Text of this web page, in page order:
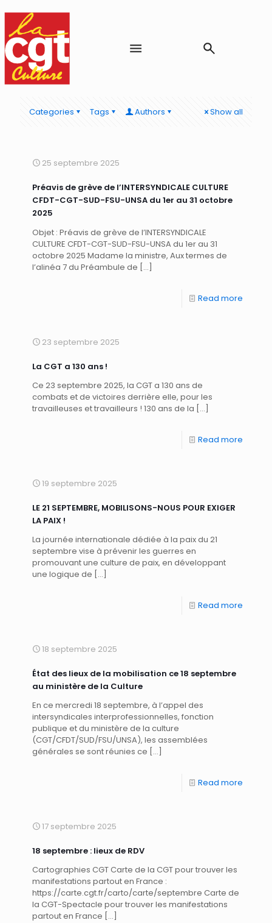
Categories Tags Authors Show all
25 septembre 2025
Préavis de grève de l’INTERSYNDICALE CULTURE
CFDT-CGT-SUD-FSU-UNSA du 1er au 31 octobre
2025
Objet : Préavis de grève de l’INTERSYNDICALE
CULTURE CFDT-CGT-SUD-FSU-UNSA du 1er au 31
octobre 2025 Madame la ministre, Aux termes de
l’alinéa 7 du Préambule de […]
Read more
23 septembre 2025
La CGT a 130 ans !
Ce 23 septembre 2025, la CGT a 130 ans de
combats et de victoires derrière elle, pour les
travailleuses et travailleurs ! 130 ans de la […]
Read more
19 septembre 2025
LE 21 SEPTEMBRE, MOBILISONS-NOUS POUR EXIGER
LA PAIX !
La journée internationale dédiée à la paix du 21
septembre vise à prévenir les guerres en
promouvant une culture de paix, en développant
une logique de […]
Read more
18 septembre 2025
État des lieux de la mobilisation ce 18 septembre
au ministère de la Culture
En ce mercredi 18 septembre, à l’appel des
intersyndicales interprofessionnelles, fonction
publique et du ministère de la culture
(CGT/CFDT/SUD/FSU/UNSA), les assemblées
générales se sont réunies ce […]
Read more
17 septembre 2025
18 septembre : lieux de RDV
Cartographies CGT Carte de la CGT pour trouver les
manifestations partout en France :
https://carte.cgt.fr/carto/carte/septembre Carte de
la CGT-Spectacle pour trouver les manifestations
partout en France […]